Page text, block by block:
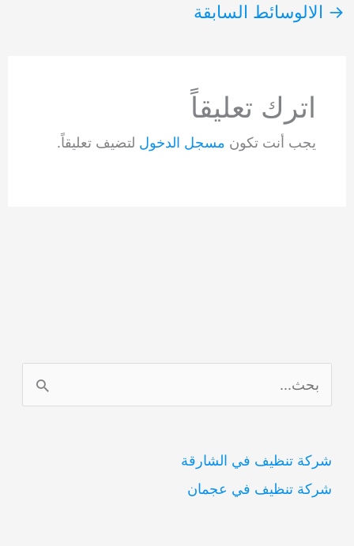
→ الالوسائط السابقة
اترك تعليقاً
يجب أنت تكون مسجل الدخول لتضيف تعليقاً.
ل
ح
ث
شركة تنظيف في الشارقة
شركة تنظيف في عجمان